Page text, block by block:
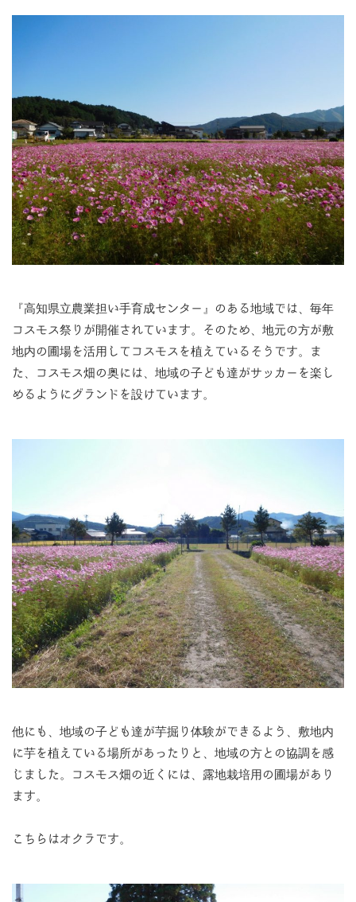
『高知県立農業担い手育成センター』のある地域では、毎年
コスモス祭りが開催されています。そのため、地元の方が敷
地内の圃場を活用してコスモスを植えているそうです。ま
た、コスモス畑の奥には、地域の子ども達がサッカーを楽し
めるようにグランドを設けています。
他にも、地域の子ども達が芋掘り体験ができるよう、敷地内
に芋を植えている場所があったりと、地域の方との協調を感
じました。コスモス畑の近くには、露地栽培用の圃場があり
ます。
こちらはオクラです。